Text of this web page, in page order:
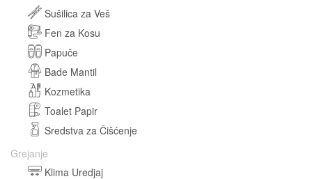
Sušilica za Veš
Fen za Kosu
Papuče
Bade Mantil
Kozmetika
Toalet Papir
Sredstva za Čišćenje
Grejanje
Klima Uredjaj